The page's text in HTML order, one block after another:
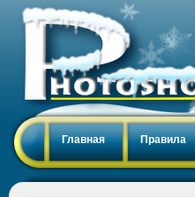
Главная Правила